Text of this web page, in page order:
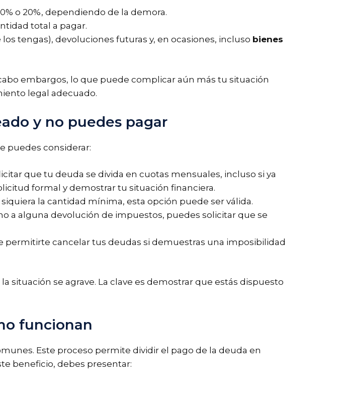
o 20%, dependiendo de la demora.
total a pagar.
los tengas), devoluciones futuras y, en ocasiones, incluso bienes
embargos, lo que puede complicar aún más tu situación
legal adecuado.
y no puedes pagar
puedes considerar:
que tu deuda se divida en cuotas mensuales, incluso si ya
formal y demostrar tu situación financiera.
la cantidad mínima, esta opción puede ser válida.
a alguna devolución de impuestos, puedes solicitar que se
permitirte cancelar tus deudas si demuestras una imposibilidad
situación se agrave. La clave es demostrar que estás dispuesto
funcionan
Este proceso permite dividir el pago de la deuda en
beneficio, debes presentar: